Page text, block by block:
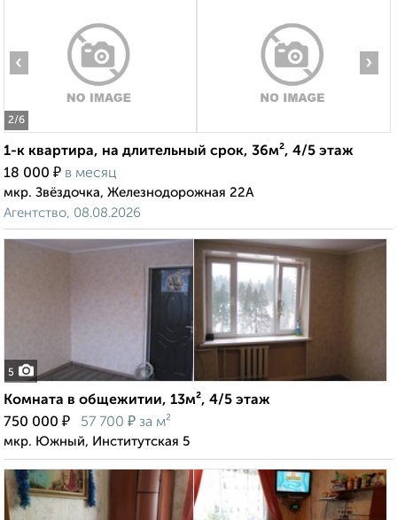
2/6
‹ ›
1-к квартира, на длительный срок, 36м², 4/5 этаж
18 000 ₽ в месяц
мкр. Звёздочка, Железнодорожная 22А
Агентство, 08.08.2026
5
Комната в общежитии, 13м², 4/5 этаж
750 000 ₽ 57 700 ₽ за м²
мкр. Южный, Институтская 5